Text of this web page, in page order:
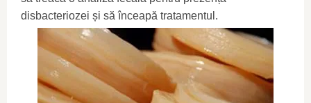
disbacteriozei și să înceapă tratamentul.